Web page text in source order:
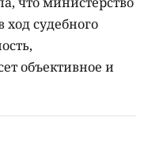
судебного
объективное и